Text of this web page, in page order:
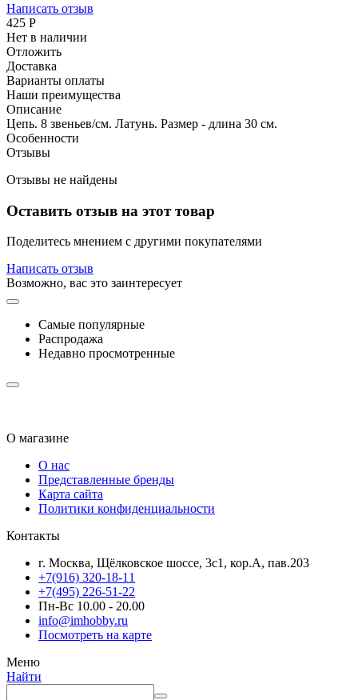
Написать отзыв
‍425‍ Р
Нет в наличии
Отложить
Доставка
Варианты оплаты
Наши преимущества
Описание
Цепь. 8 звеньев/см. Латунь. Размер - длина 30 см.
Особенности
Отзывы
Отзывы не найдены
Оставить отзыв на этот товар
Поделитесь мнением с другими покупателями
Написать отзыв
Возможно, вас это заинтересует
Самые популярные
Распродажа
Недавно просмотренные
О магазине
О нас
Представленные бренды
Карта сайта
Политики конфиденциальности
Контакты
г. Москва, Щёлковское шоссе, 3с1, кор.А, пав.203
+7(916) 320-18-11
+7(495) 226-51-22
Пн-Вс 10.00 - 20.00
info@imhobby.ru
Посмотреть на карте
Меню
Найти